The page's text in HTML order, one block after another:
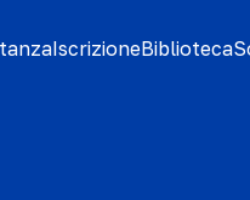
IscrizioneBiblioteca